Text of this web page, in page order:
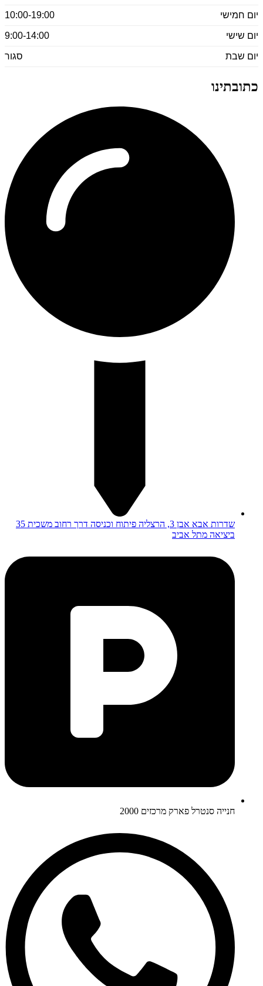
יום חמישי 10:00-19:00
יום שישי 9:00-14:00
יום שבת סגור
כתובתינו
שדרות אבא אבן 3, הרצליה פיתוח וכניסה דרך רחוב משכית 35
ביציאה מתל אביב
חנייה סנטרל פארק מרכזים 2000